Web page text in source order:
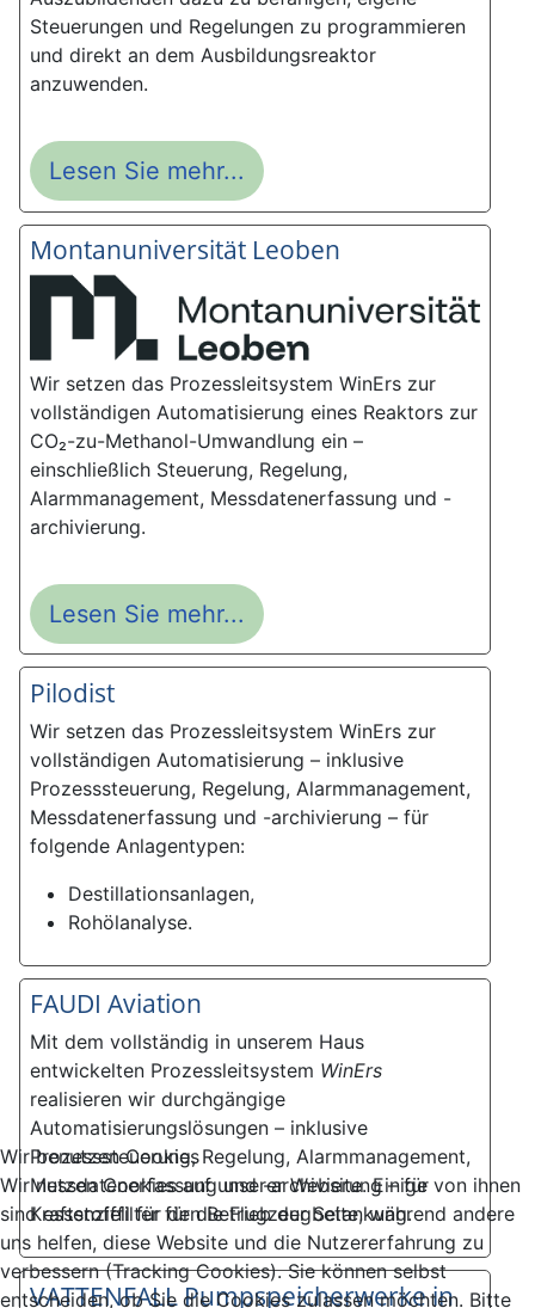
Steuerungen und Regelungen zu programmieren
und direkt an dem Ausbildungsreaktor
anzuwenden.
Lesen Sie mehr...
Montanuniversität Leoben
Wir setzen das Prozessleitsystem WinErs zur
vollständigen Automatisierung eines Reaktors zur
CO₂-zu-Methanol-Umwandlung ein –
einschließlich Steuerung, Regelung,
Alarmmanagement, Messdatenerfassung und -
archivierung.
Lesen Sie mehr...
Pilodist
Wir setzen das Prozessleitsystem WinErs zur
vollständigen Automatisierung – inklusive
Prozesssteuerung, Regelung, Alarmmanagement,
Messdatenerfassung und -archivierung – für
folgende Anlagentypen:
Destillationsanlagen,
Rohölanalyse.
FAUDI Aviation
Mit dem vollständig in unserem Haus
entwickelten Prozessleitsystem WinErs
realisieren wir durchgängige
Automatisierungslösungen – inklusive
Prozesssteuerung, Regelung, Alarmmanagement,
Messdatenerfassung und -archivierung – für
Kraftstofffilter für die Flugzeugbetankung.
VATTENFALL Pumpspeicherwerke in
Wir benutzen Cookies
Wir nutzen Cookies auf unserer Website. Einige von ihnen
sind essenziell für den Betrieb der Seite, während andere
uns helfen, diese Website und die Nutzererfahrung zu
verbessern (Tracking Cookies). Sie können selbst
entscheiden, ob Sie die Cookies zulassen möchten. Bitte